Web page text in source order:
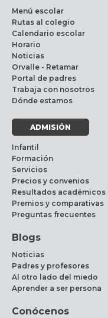
Menú escolar
Rutas al colegio
Calendario escolar
Horario
Noticias
Orvalle - Retamar
Portal de padres
Trabaja con nosotros
Dónde estamos
ADMISIÓN
Infantil
Formación
Servicios
Precios y convenios
Resultados académicos
Premios y comparativas
Preguntas frecuentes
Blogs
Noticias
Padres y profesores
Al otro lado del miedo
Aprender a ser persona
Conócenos